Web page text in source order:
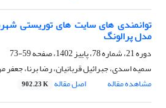
توانمندی های سایت های توریستی
مدل پرالونگ
دوره 21، شماره 78، پاییز 1402، صفحه
59-73
سمیه اسدی، جبرائیل قربانیان، رضا برنا،
مشاهده مقاله
اصل مقاله 902.23 K